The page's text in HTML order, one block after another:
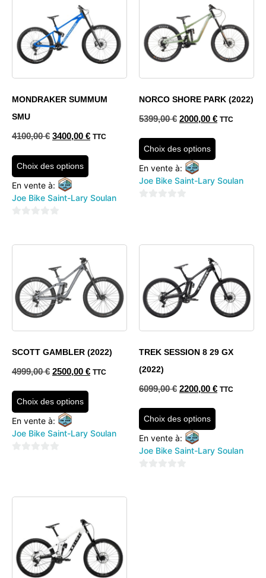
MONDRAKER SUMMUM
SMU
4100,00€ 3400,00 € TTC
Choix des options
En vente à:
Joe Bike Saint-Lary Soulan
NORCO SHORE PARK (2022)
5399,00€ 2000,00 € TTC
Choix des options
En vente à:
Joe Bike Saint-Lary Soulan
SCOTT GAMBLER (2022)
4999,00€ 2500,00 € TTC
Choix des options
En vente à:
Joe Bike Saint-Lary Soulan
TREK SESSION 8 29 GX
(2022)
6099,00€ 2200,00 € TTC
Choix des options
En vente à:
Joe Bike Saint-Lary Soulan